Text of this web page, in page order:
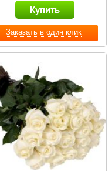
Заказать в один клик
Купить